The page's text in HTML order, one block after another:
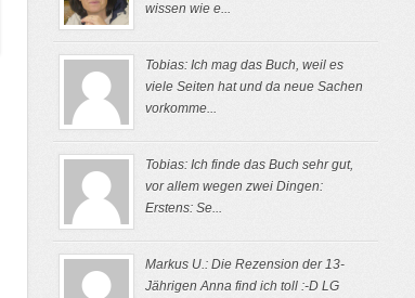
wissen wie e...
Tobias: Ich mag das Buch, weil es
viele Seiten hat und da neue Sachen
vorkomme...
Tobias: Ich finde das Buch sehr gut,
vor allem wegen zwei Dingen:
Erstens: Se...
Markus U.: Die Rezension der 13-
Jährigen Anna find ich toll :-D LG